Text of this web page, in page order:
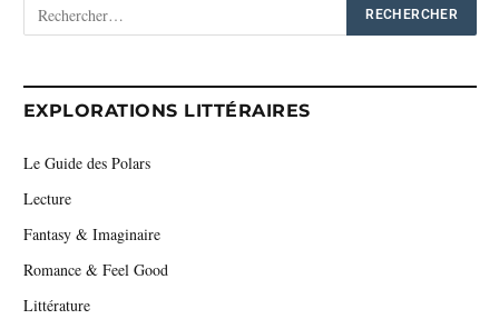
EXPLORATIONS LITTÉRAIRES
Le Guide des Polars
Lecture
Fantasy & Imaginaire
Romance & Feel Good
Littérature